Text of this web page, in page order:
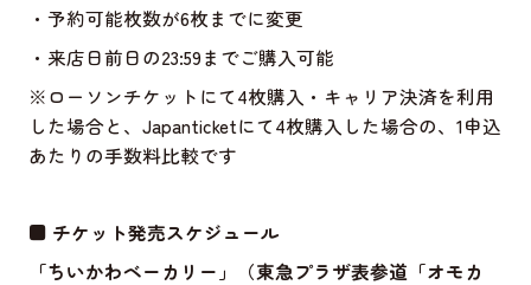
・予約可能枚数が6枚までに変更
・来店日前日の23:59までご購入可能
※ローソンチケットにて4枚購入・キャリア決済を利用
した場合と、Japanticketにて4枚購入した場合の、1申込
あたりの手数料比較です
■ チケット発売スケジュール
「ちいかわベーカリー」（東急プラザ表参道「オモカ